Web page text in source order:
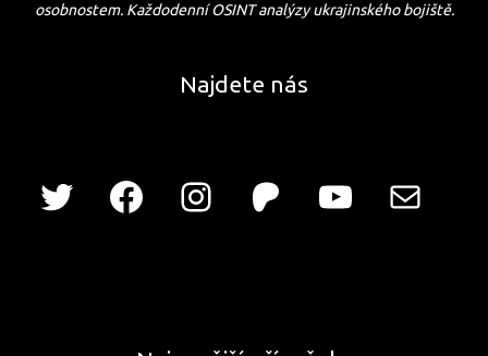
osobnostem. Každodenní OSINT analýzy ukrajinského bojiště.
Najdete nás